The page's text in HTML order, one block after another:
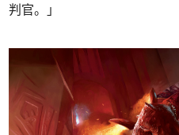
判官。」